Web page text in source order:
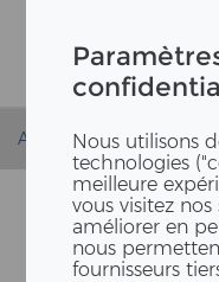
Nous utilisons
technologies
meilleure
vous visitez
améliorer en
nous
fournisseurs
Accueil Actualités